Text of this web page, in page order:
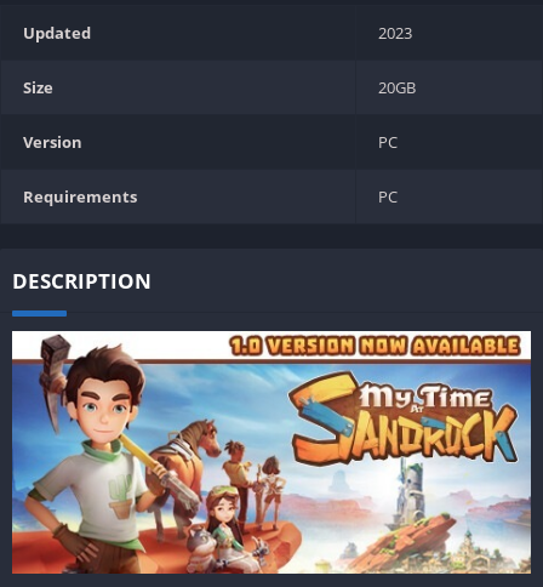
Updated 2023
Size 20GB
Version PC
Requirements PC
DESCRIPTION